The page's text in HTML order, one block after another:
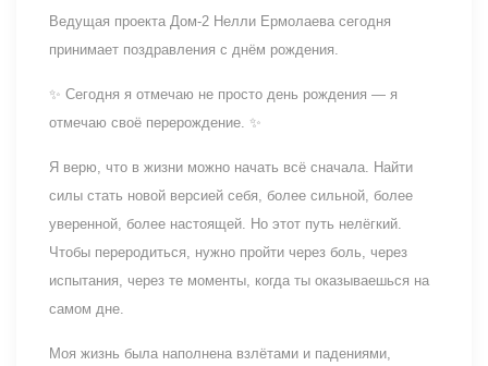
Ведущая проекта Дом-2 Нелли Ермолаева сегодня
принимает поздравления с днём рождения.
✨ Сегодня я отмечаю не просто день рождения — я
отмечаю своё перерождение. ✨
Я верю, что в жизни можно начать всё сначала. Найти
силы стать новой версией себя, более сильной, более
уверенной, более настоящей. Но этот путь нелёгкий.
Чтобы переродиться, нужно пройти через боль, через
испытания, через те моменты, когда ты оказываешься на
самом дне.
Моя жизнь была наполнена взлётами и падениями,